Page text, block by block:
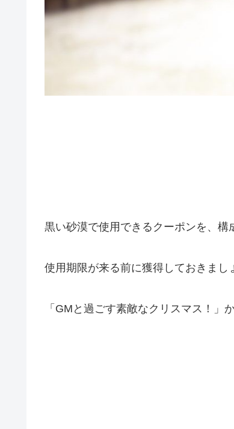
黒い砂漠で使用できるクーポンを、構
使用期限が来る前に獲得しておきまし
「GMと過ごす素敵なクリスマス！」